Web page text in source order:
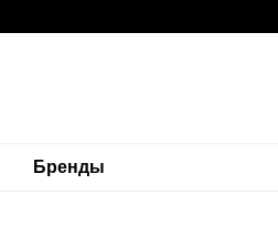
Бренды